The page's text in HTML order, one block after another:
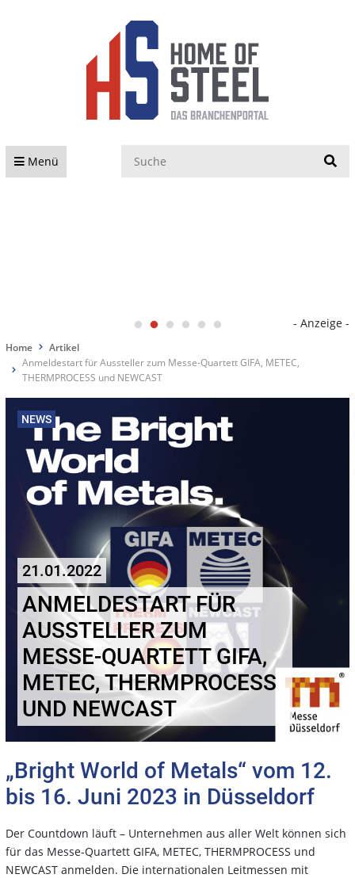
Menü
- Anzeige -
Home
Artikel
Anmeldestart für Aussteller zum Messe-Quartett GIFA, METEC,
THERMPROCESS und NEWCAST
NEWS
21.01.2022
ANMELDESTART FÜR
AUSSTELLER ZUM
MESSE-QUARTETT GIFA,
METEC, THERMPROCESS
UND NEWCAST
„Bright World of Metals“ vom 12.
bis 16. Juni 2023 in Düsseldorf
Der Countdown läuft – Unternehmen aus aller Welt können sich
für das Messe-Quartett GIFA, METEC, THERMPROCESS und
NEWCAST anmelden. Die internationalen Leitmessen mit